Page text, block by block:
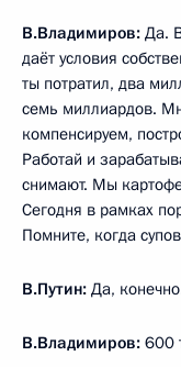
В.Владимиров: Да.
даёт условия
ты потратил, два
семь миллиардов.
компенсируем,
Работай и
снимают. Мы
Сегодня в рамках
Помните, когда
В.Путин: Да,
В.Владимиров: 600